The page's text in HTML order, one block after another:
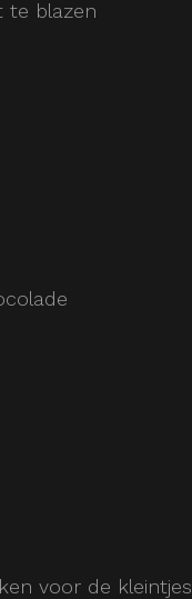
te blazen
voor de kleintjes